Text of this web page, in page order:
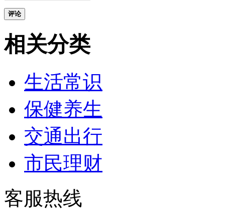
评论
相关分类
生活常识
保健养生
交通出行
市民理财
客服热线